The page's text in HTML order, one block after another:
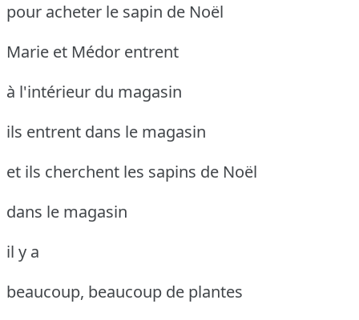
pour acheter le sapin de Noël
Marie et Médor entrent
à l'intérieur du magasin
ils entrent dans le magasin
et ils cherchent les sapins de Noël
dans le magasin
il y a
beaucoup, beaucoup de plantes